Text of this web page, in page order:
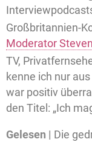
Großbritannien-
Moderator
TV,
kenne ich nur
war positiv
den Titel: „Ich
Gelesen | Die